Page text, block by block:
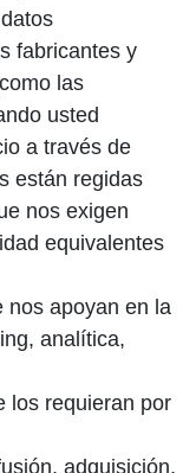
fabricantes y
las
usted
a través de
están regidas
nos exigen
equivalentes
nos apoyan en la
analítica,
los requieran por
adquisición,